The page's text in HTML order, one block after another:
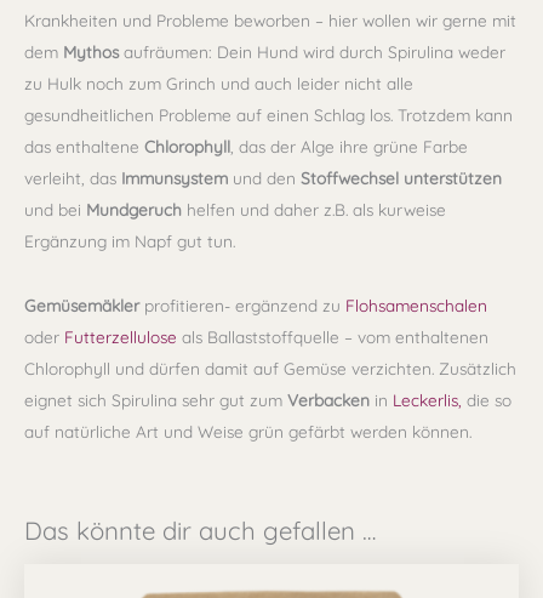
Krankheiten und Probleme beworben – hier wollen wir gerne mit
dem Mythosaufräumen: Dein Hund wird durch Spirulina weder
zu Hulk noch zum Grinch und auch leider nicht alle
gesundheitlichen Probleme auf einen Schlag los. Trotzdem kann
das enthaltene Chlorophyll , das der Alge ihre grüne Farbe
verleiht, das Immunsystem und den Stoffwechsel unterstützen
und bei Mundgeruch helfen und daher z.B. als kurweise
Ergänzung im Napf gut tun.
Gemüsemäklerprofitieren- ergänzend zu Flohsamenschalen
oder Futterzellulose als Ballaststoffquelle – vom enthaltenen
Chlorophyll und dürfen damit auf Gemüse verzichten. Zusätzlich
eignet sich Spirulina sehr gut zum Verbacken in Leckerlis, die so
auf natürliche Art und Weise grün gefärbt werden können.
Das könnte dir auch gefallen …
7,49 €